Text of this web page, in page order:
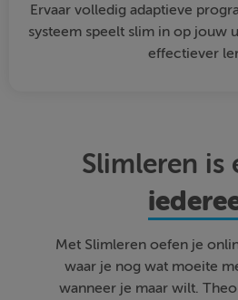
Ervaar volledig adaptieve
systeem speelt slim in op jouw
effectiever
Slimleren is
Met Slimleren oefen je
waar je nog wat moeite
wanneer je maar wilt.